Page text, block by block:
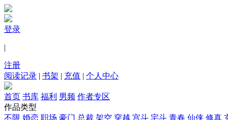
登录
|
注册
阅读记录 | 书架 | 充值 | 个人中心
首页 书库 福利 男频 作者专区
作品类型
不限 婚恋 职场 豪门 总裁 架空 穿越 宫斗 宅斗 青春 仙侠 修真